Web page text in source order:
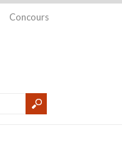
Concours